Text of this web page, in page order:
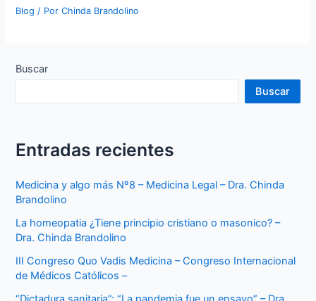
Blog / PorChinda Brandolino
Buscar
Buscar
Entradas recientes
Medicina y algo más Nº8 – Medicina Legal – Dra. Chinda
Brandolino
La homeopatia ¿Tiene principio cristiano o masonico? –
Dra. Chinda Brandolino
III Congreso Quo Vadis Medicina – Congreso Internacional
de Médicos Católicos –